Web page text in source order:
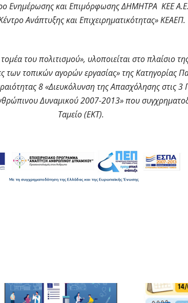
Ενημέρωσης και Επιμόρφωσης ΔΗΜΗΤΡΑ ΚΕΕ
Ανάπτυξης και Επιχειρηματικότητας» ΚΕΑΕΠ.
του πολιτισμού», υλοποιείται στο πλαίσιο
τοπικών αγορών εργασίας» της Κατηγορίας
8 «Διευκόλυνση της Απασχόλησης στις 3
Δυναμικού 2007-2013» που
Ταμείο (ΕΚΤ).